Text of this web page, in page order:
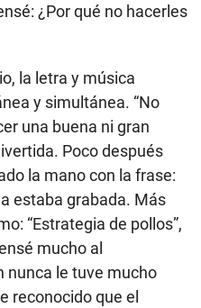
¿Por qué no hacerles
la letra y música
y simultánea. “No
una buena ni gran
Poco después
la mano con la frase:
estaba grabada. Más
“Estrategia de pollos”,
mucho al
nunca le tuve mucho
reconocido que el